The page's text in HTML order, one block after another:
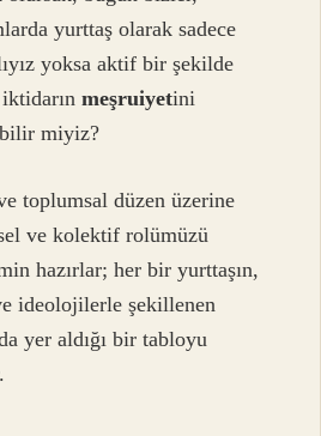
yurttaş olarak sadece
yoksa aktif bir şekilde
iktidarınmeşruiyetini
miyiz?
toplumsal düzen üzerine
ve kolektif rolümüzü
hazırlar; her bir yurttaşın,
ideolojilerle şekillenen
yer aldığı bir tabloyu